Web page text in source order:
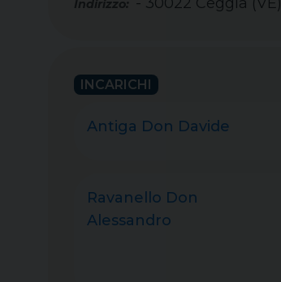
Indirizzo:
INCARICHI
Antiga Don Davide
Ravanello Don
Alessandro